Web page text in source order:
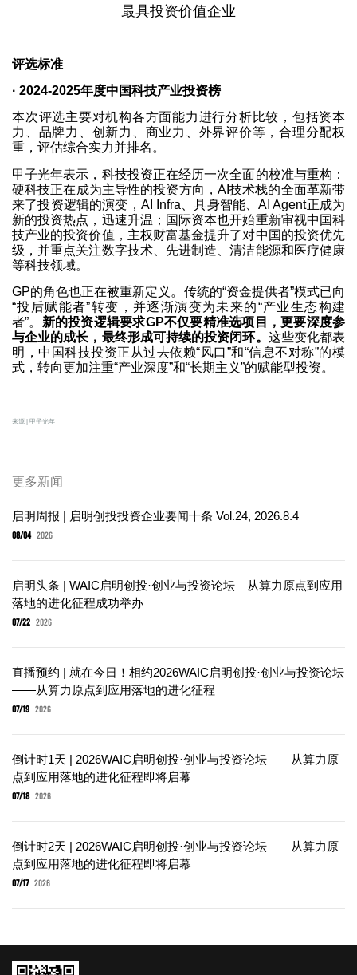
最具投资价值企业
评选标准
· 2024-2025年度中国科技产业投资榜
本次评选主要对机构各方面能力进行分析比较，包括资本
力、品牌力、创新力、商业力、外界评价等，合理分配权
重，评估综合实力并排名。
甲子光年表示，科技投资正在经历一次全面的校准与重构：
硬科技正在成为主导性的投资方向，AI技术栈的全面革新带
来了投资逻辑的演变，AI Infra、具身智能、AI Agent正成为
新的投资热点，迅速升温；国际资本也开始重新审视中国科
技产业的投资价值，主权财富基金提升了对中国的投资优先
级，并重点关注数字技术、先进制造、清洁能源和医疗健康
等科技领域。
GP的角色也正在被重新定义。传统的“资金提供者”模式已向
“投后赋能者”转变，并逐渐演变为未来的“产业生态构建
者”。 新的投资逻辑要求GP不仅要精准选项目，更要深度参
与企业的成长，最终形成可持续的投资闭环。 这些变化都表
明，中国科技投资正从过去依赖“风口”和“信息不对称”的模
式，转向更加注重“产业深度”和“长期主义”的赋能型投资。
来源 | 甲子光年
更多新闻
启明周报 | 启明创投投资企业要闻十条 Vol.24, 2026.8.4
08/04 2026
启明头条 | WAIC启明创投·创业与投资论坛—从算力原点到应用
落地的进化征程成功举办
07/22 2026
直播预约 | 就在今日！相约2026WAIC启明创投·创业与投资论坛
——从算力原点到应用落地的进化征程
07/19 2026
倒计时1天 | 2026WAIC启明创投·创业与投资论坛——从算力原
点到应用落地的进化征程即将启幕
07/18 2026
倒计时2天 | 2026WAIC启明创投·创业与投资论坛——从算力原
点到应用落地的进化征程即将启幕
07/17 2026